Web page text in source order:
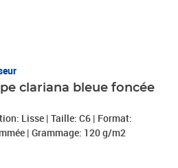
clariana bleue foncée
Lisse | Taille: C6 | Format:
| Grammage: 120 g/m2